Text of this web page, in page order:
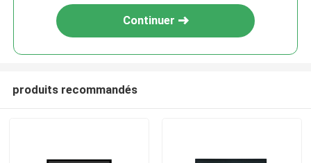
Continuer
produits recommandés